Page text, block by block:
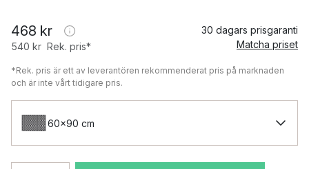
468 kr
540 kr Rek. pris*
30 dagars prisgaranti
Matcha priset
*Rek. pris är ett av leverantören rekommenderat pris på marknaden
och är inte vårt tidigare pris.
60x90 cm